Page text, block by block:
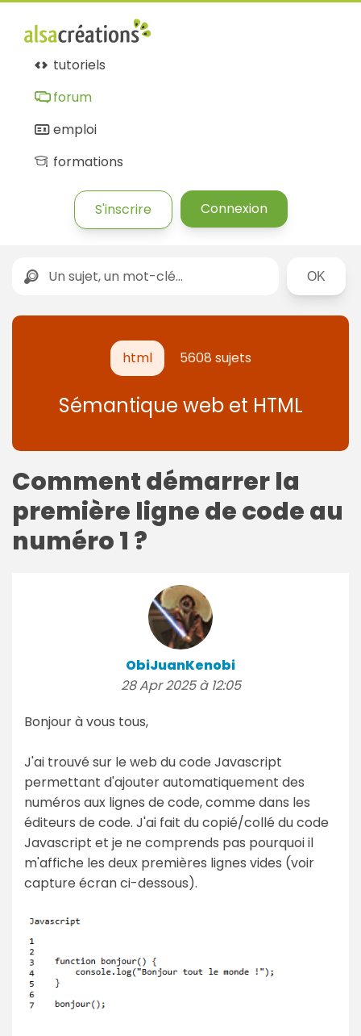
tutoriels
forum
emploi
formations
S'inscrire Connexion
Rechercher
html 5608 sujets
Sémantique web et HTML
Comment démarrer la
première ligne de code au
numéro 1 ?
ObiJuanKenobi
28 Apr 2025 à 12:05
Bonjour à vous tous,
J'ai trouvé sur le web du code Javascript
permettant d'ajouter automatiquement des
numéros aux lignes de code, comme dans les
éditeurs de code. J'ai fait du copié/collé du code
Javascript et je ne comprends pas pourquoi il
m'affiche les deux premières lignes vides (voir
capture écran ci-dessous).